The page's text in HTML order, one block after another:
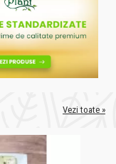
Vezi toate »